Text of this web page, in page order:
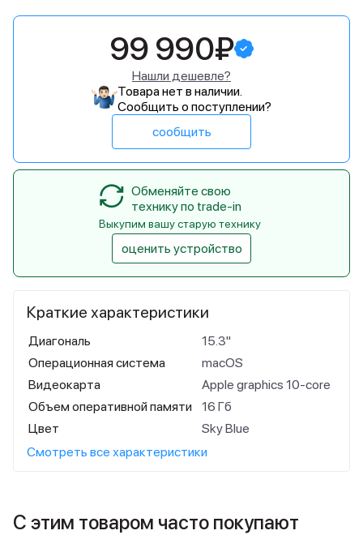
Краткие характеристики
Диагональ
15.3"
Операционная система
macOS
Видеокарта
Apple graphics 10-core
Объем оперативной памяти
16 Гб
Цвет
Sky Blue
Смотреть все характеристики
99 990₽
Нашли дешевле?
Товара нет в наличии.
Сообщить о поступлении?
сообщить
Обменяйте свою
технику по trade-in
Выкупим вашу старую технику
оценить устройство
С этим товаром часто покупают